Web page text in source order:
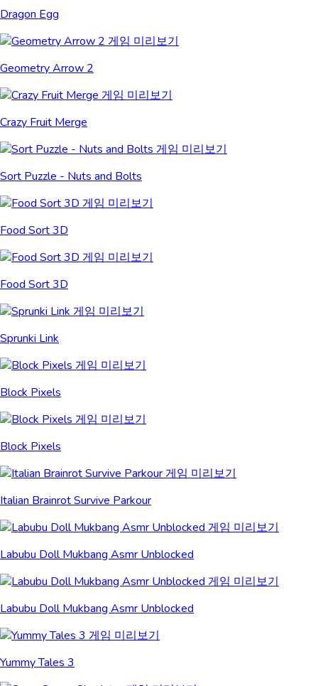
Dragon Egg
Geometry Arrow 2
Crazy Fruit Merge
Sort Puzzle - Nuts and Bolts
Food Sort 3D
Food Sort 3D
Sprunki Link
Block Pixels
Block Pixels
Italian Brainrot Survive Parkour
Labubu Doll Mukbang Asmr Unblocked
Labubu Doll Mukbang Asmr Unblocked
Yummy Tales 3